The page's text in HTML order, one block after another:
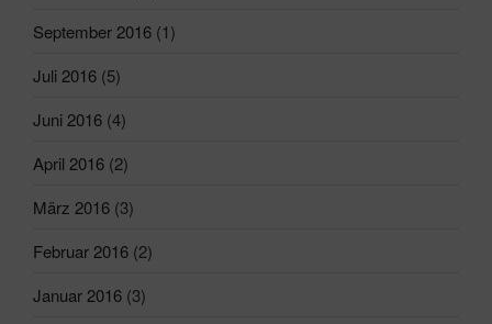
September 2016 (1)
Juli 2016 (5)
Juni 2016 (4)
April 2016 (2)
März 2016 (3)
Februar 2016 (2)
Januar 2016 (3)